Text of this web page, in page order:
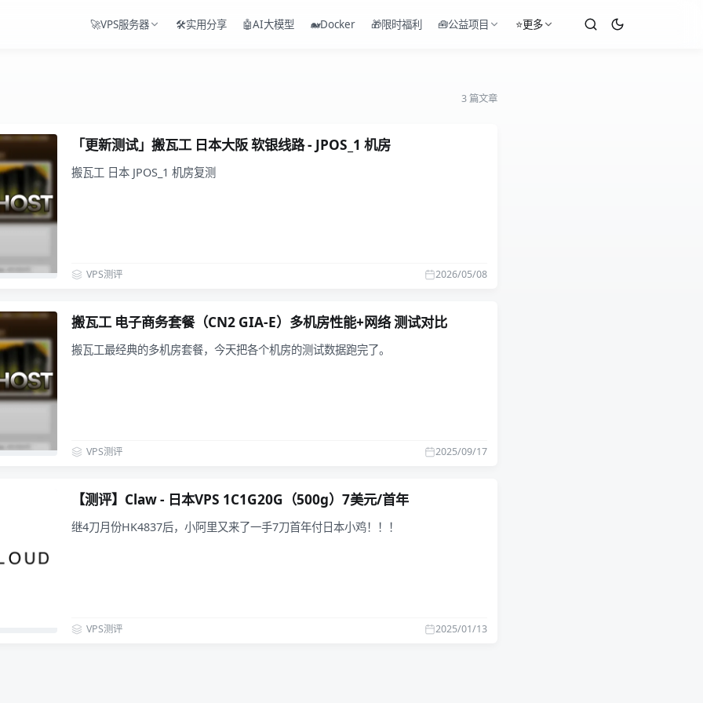
🚀VPS服务器 🛠️实用分享 🤖AI大模型 🐋Docker 🎁限时福利 🧰公益项目 ⭐更多
3 篇文章
「更新测试」搬瓦工 日本大阪 软银线路 - JPOS_1 机房
搬瓦工 日本 JPOS_1 机房复测
2026/05/08
VPS测评
搬瓦工 电子商务套餐（CN2 GIA-E）多机房性能+网络 测试对比
搬瓦工最经典的多机房套餐，今天把各个机房的测试数据跑完了。
2025/09/17
VPS测评
【测评】Claw - 日本VPS 1C1G20G（500g）7美元/首年
继4刀月份HK4837后，小阿里又来了一手7刀首年付日本小鸡！！！
2025/01/13
VPS测评